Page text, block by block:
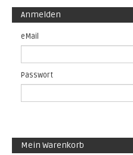
Anmelden
eMail
Passwort
Mein Warenkorb